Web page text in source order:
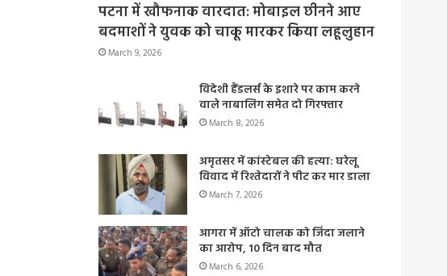
पटना में खौफनाक वारदात: मोबाइल छीनने आए
बदमाशों ने युवक को चाकू मारकर किया लहूलुहान
March 9, 2026
विदेशी हैंडलर्स के इशारे पर काम करने
वाले नाबालिग समेत दो गिरफ्तार
March 8, 2026
अमृतसर में कांस्टेबल की हत्या: घरेलू
विवाद में रिश्तेदारों ने पीट कर मार डाला
March 7, 2026
आगरा में ऑटो चालक को जिंदा जलाने
का आरोप, 10 दिन बाद मौत
March 6, 2026